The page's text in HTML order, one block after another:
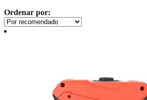
Ordenar por: